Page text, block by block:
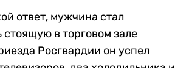
ответ, мужчина стал
в торговом зале
Росгвардии он успел